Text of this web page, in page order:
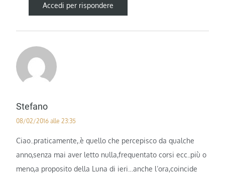
Accedi per rispondere
Stefano
08/02/2016 alle 23:35
Ciao..praticamente,.è quello che percepisco da qualche
anno,senza mai aver letto nulla,frequentato corsi ecc..più o
meno,a proposito della Luna di ieri…anche l’ora,coincide